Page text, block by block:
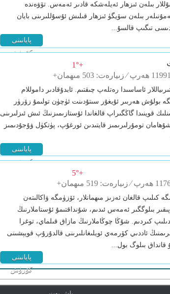
بىلەن ئىزھار ئەيلەشكە قادىر ئەمەس. تۆۋەندە
بىلەن سۆيگۈ ئىزھار قىلىش ئۇسۇللىرىنى بايان
تىگىپ قالسۇ...
پايانىنى
كۆرۈش
+1°
ئاساسىدا رەتلەپ چىقتىم. ئابدۇقادىر داموللام
بولۇش ھەربىر ئۇيغۇر سىتۇدىنت ئۈچۈن تولىمۇ زۆرۈر
قوينىدا گاڭگىراپ قالغاندا ئۇستازىمىزنىڭ ئىش ئىزلىرىنى
تومۇرلىرىمىز قايتىدىن ئورغۇپ، پۈتكۈل ۋۇجۇدىمىز
پايانىنى
كۆرۈش
+5°
كىلىپ قالغان ئەزىز مىھمانلار، ئۆزۈمگە ۋاكالىتەن
بىلوگگىر ئەمەس ئىدىم، شۇنداقتىمۇ ئۇستاملارنىڭ
كىردىم. شۇڭا چوڭاملارنىڭ مازاق قىلماي، توغرا
ئاددىي كۆرمەي ئويلىغانلىرىنى قالدۇرۇپ قويېشىنى
بىلوگ بول...
پايانىنى
كۆرۈش